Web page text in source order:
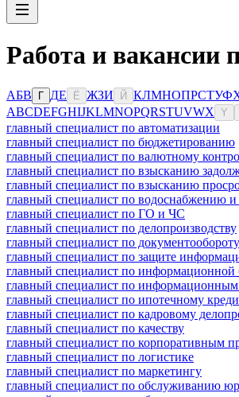
Работа и вакансии
АБВ Г ДЕ Ё ЖЗИ Й КЛМНОПРСТУФ
ABCDEFGHIJKLMNOPQRSTUVWX Y
главный специалист по автоматизации
главный специалист по бюджетированию
главный специалист по валютному
главный специалист по взысканию
главный специалист по взысканию
главный специалист по водоснабжению и
главный специалист по ГО и ЧС
главный специалист по делопроизводству
главный специалист по документообороту
главный специалист по защите
главный специалист по информационной
главный специалист по информационным
главный специалист по ипотечному
главный специалист по кадровому
главный специалист по качеству
главный специалист по корпоративным
главный специалист по логистике
главный специалист по маркетингу
главный специалист по обслуживанию